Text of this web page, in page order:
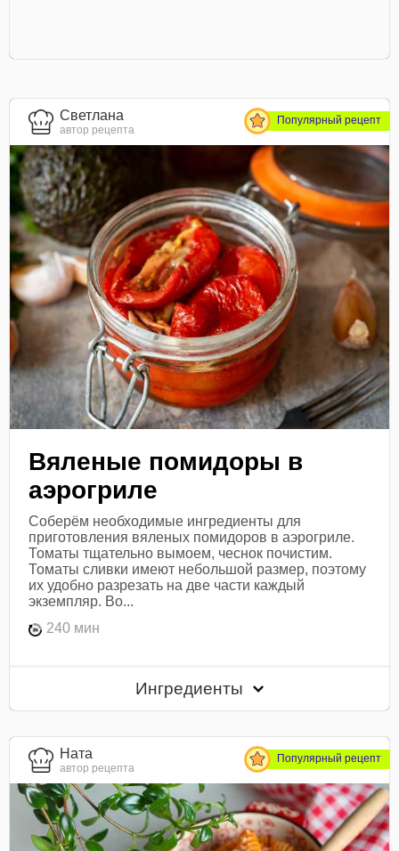
Светлана
автор рецепта
Популярный рецепт
Вяленые помидоры в
аэрогриле
Соберём необходимые ингредиенты для
приготовления вяленых помидоров в аэрогриле.
Томаты тщательно вымоем, чеснок почистим.
Томаты сливки имеют небольшой размер, поэтому
их удобно разрезать на две части каждый
экземпляр. Во...
240 мин
Ингредиенты
Ната
автор рецепта
Популярный рецепт